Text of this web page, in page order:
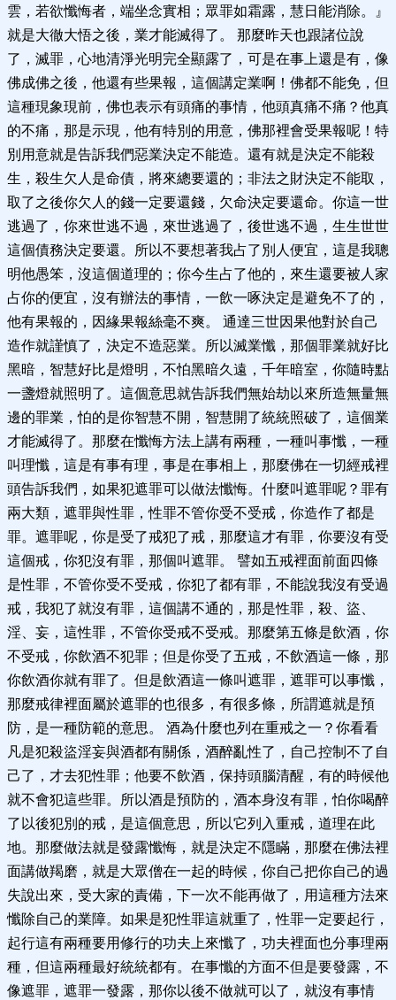
雲，若欲懺悔者，端坐念實相；眾罪如霜露，慧日能消除。』
就是大徹大悟之後，業才能滅得了。 那麼昨天也跟諸位說
了，滅罪，心地清淨光明完全顯露了，可是在事上還是有，像
佛成佛之後，他還有些果報，這個講定業啊！佛都不能免，但
這種現象現前，佛也表示有頭痛的事情，他頭真痛不痛？他真
的不痛，那是示現，他有特別的用意，佛那裡會受果報呢！特
別用意就是告訴我們惡業決定不能造。還有就是決定不能殺
生，殺生欠人是命債，將來總要還的；非法之財決定不能取，
取了之後你欠人的錢一定要還錢，欠命決定要還命。你這一世
逃過了，你來世逃不過，來世逃過了，後世逃不過，生生世世
這個債務決定要還。所以不要想著我占了別人便宜，這是我聰
明他愚笨，沒這個道理的；你今生占了他的，來生還要被人家
占你的便宜，沒有辦法的事情，一飲一啄決定是避免不了的，
他有果報的，因緣果報絲毫不爽。 通達三世因果他對於自己
造作就謹慎了，決定不造惡業。所以滅業懺，那個罪業就好比
黑暗，智慧好比是燈明，不怕黑暗久遠，千年暗室，你隨時點
一盞燈就照明了。這個意思就告訴我們無始劫以來所造無量無
邊的罪業，怕的是你智慧不開，智慧開了統統照破了，這個業
才能滅得了。那麼在懺悔方法上講有兩種，一種叫事懺，一種
叫理懺，這是有事有理，事是在事相上，那麼佛在一切經戒裡
頭告訴我們，如果犯遮罪可以做法懺悔。什麼叫遮罪呢？罪有
兩大類，遮罪與性罪，性罪不管你受不受戒，你造作了都是
罪。遮罪呢，你是受了戒犯了戒，那麼這才有罪，你要沒有受
這個戒，你犯沒有罪，那個叫遮罪。 譬如五戒裡面前面四條
是性罪，不管你受不受戒，你犯了都有罪，不能說我沒有受過
戒，我犯了就沒有罪，這個講不通的，那是性罪，殺、盜、
淫、妄，這性罪，不管你受戒不受戒。那麼第五條是飲酒，你
不受戒，你飲酒不犯罪；但是你受了五戒，不飲酒這一條，那
你飲酒你就有罪了。但是飲酒這一條叫遮罪，遮罪可以事懺，
那麼戒律裡面屬於遮罪的也很多，有很多條，所謂遮就是預
防，是一種防範的意思。 酒為什麼也列在重戒之一？你看看
凡是犯殺盜淫妄與酒都有關係，酒醉亂性了，自己控制不了自
己了，才去犯性罪；他要不飲酒，保持頭腦清醒，有的時候他
就不會犯這些罪。所以酒是預防的，酒本身沒有罪，怕你喝醉
了以後犯別的戒，是這個意思，所以它列入重戒，道理在此
地。那麼做法就是發露懺悔，就是決定不隱瞞，那麼在佛法裡
面講做羯磨，就是大眾僧在一起的時候，你自己把你自己的過
失說出來，受大家的責備，下一次不能再做了，用這種方法來
懺除自己的業障。如果是犯性罪這就重了，性罪一定要起行，
起行這有兩種要用修行的功夫上來懺了，功夫裡面也分事理兩
種，但這兩種最好統統都有。在事懺的方面不但是要發露，不
像遮罪，遮罪一發露，那你以後不做就可以了，就沒有事情